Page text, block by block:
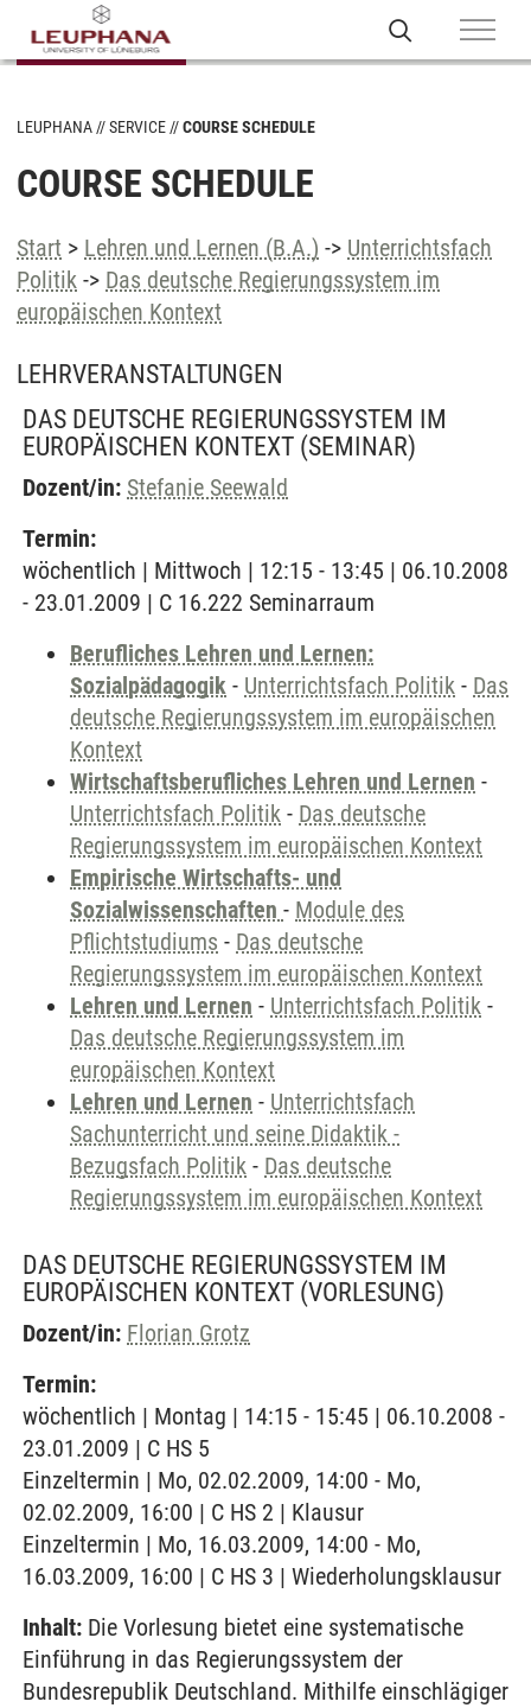
LEUPHANA SERVICE COURSE SCHEDULE
COURSE SCHEDULE
Start > Lehren und Lernen (B.A.) -> Unterrichtsfach
Politik -> Das deutsche Regierungssystem im
europäischen Kontext
LEHRVERANSTALTUNGEN
DAS DEUTSCHE REGIERUNGSSYSTEM IM
EUROPÄISCHEN KONTEXT (SEMINAR)
Dozent/in: Stefanie Seewald
Termin:
wöchentlich | Mittwoch | 12:15 - 13:45 | 06.10.2008
- 23.01.2009 | C 16.222 Seminarraum
Berufliches Lehren und Lernen:
Sozialpädagogik - Unterrichtsfach Politik - Das
deutsche Regierungssystem im europäischen
Kontext
Wirtschaftsberufliches Lehren und Lernen -
Unterrichtsfach Politik - Das deutsche
Regierungssystem im europäischen Kontext
Empirische Wirtschafts- und
Sozialwissenschaften - Module des
Pflichtstudiums - Das deutsche
Regierungssystem im europäischen Kontext
Lehren und Lernen - Unterrichtsfach Politik -
Das deutsche Regierungssystem im
europäischen Kontext
Lehren und Lernen - Unterrichtsfach
Sachunterricht und seine Didaktik -
Bezugsfach Politik - Das deutsche
Regierungssystem im europäischen Kontext
DAS DEUTSCHE REGIERUNGSSYSTEM IM
EUROPÄISCHEN KONTEXT (VORLESUNG)
Dozent/in: Florian Grotz
Termin:
wöchentlich | Montag | 14:15 - 15:45 | 06.10.2008 -
23.01.2009 | C HS 5
Einzeltermin | Mo, 02.02.2009, 14:00 - Mo,
02.02.2009, 16:00 | C HS 2 | Klausur
Einzeltermin | Mo, 16.03.2009, 14:00 - Mo,
16.03.2009, 16:00 | C HS 3 | Wiederholungsklausur
Inhalt: Die Vorlesung bietet eine systematische
Einführung in das Regierungssystem der
Bundesrepublik Deutschland. Mithilfe einschlägiger